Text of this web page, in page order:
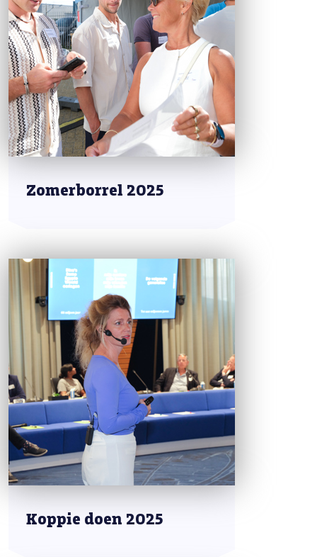
Zomerborrel 2025
Koppie doen 2025